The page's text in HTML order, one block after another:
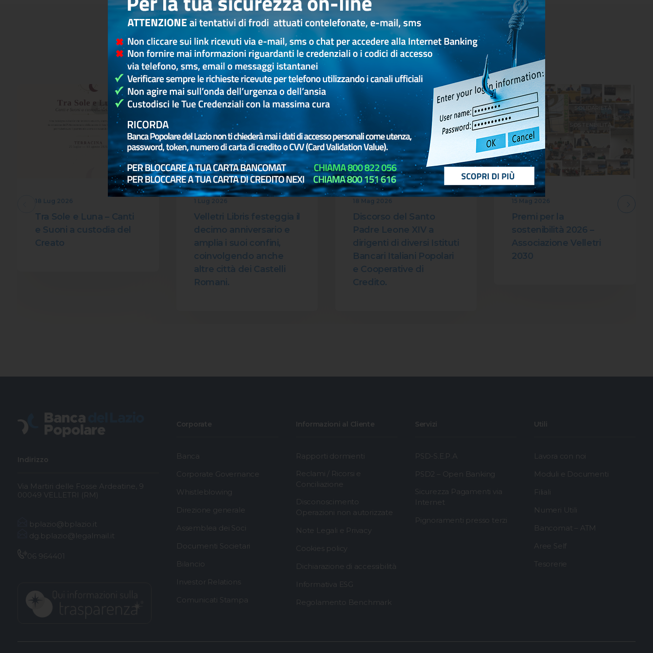
Altri articoli
SOLIDARIETÀ
18 Lug 2026
Tra Sole e Luna – Canti
e Suoni a custodia del
Creato
CULTURA
SOLIDARIETA CULTURA ED
EVENTI
1 Lug 2026
Velletri Libris festeggia il
decimo anniversario e
amplia i suoi confini,
coinvolgendo anche
altre città dei Castelli
Romani.
SOLIDARIETÀ CULTURA
SOLIDARIETA CULTURA ED
EVENTI
18 Mag 2026
Discorso del Santo
Padre Leone XIV a
dirigenti di diversi Istituti
Bancari Italiani Popolari
e Cooperative di
Credito.
SOSTENIBILITÀ
15 Mag 2026
Premi per la
sostenibilità 2026 –
Associazione Velletri
2030
Indirizzo
Via Martiri delle Fosse Ardeatine, 9
00049 VELLETRI (RM)
bplazio@bplazio.it
dg.bplazio@legalmail.it
06 964401
Corporate
Banca
Corporate Governance
Whistleblowing
Direzione generale
Assemblea dei Soci
Documenti Societari
Bilancio
Investor Relations
Comunicati Stampa
Informazioni al Cliente
Rapporti dormienti
Reclami / Ricorsi e
Conciliazione
Disconoscimento
Operazioni non autorizzate
Note Legali e Privacy
Cookies policy
Dichiarazione di accessibilità
Informativa ESG
Regolamento Benchmark
Servizi
PSD-S.E.P.A
PSD2 – Open Banking
Sicurezza Pagamenti via
Internet
Pignoramenti presso terzi
Utili
Lavora con noi
Moduli e Documenti
Filiali
Numeri Utili
Bancomat – ATM
Aree Self
Tesorerie